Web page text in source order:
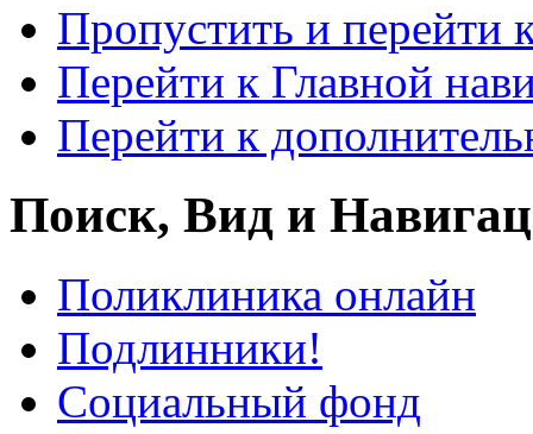
Пропустить и перейти
Перейти к Главной
Перейти к
Поиск, Вид и
Поликлиника онлайн
Подлинники!
Социальный фонд